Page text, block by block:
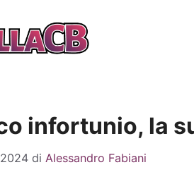
infortunio, la
di Alessandro Fabiani